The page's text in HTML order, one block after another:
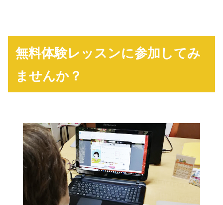
無料体験レッスンに参加してみ
ませんか？